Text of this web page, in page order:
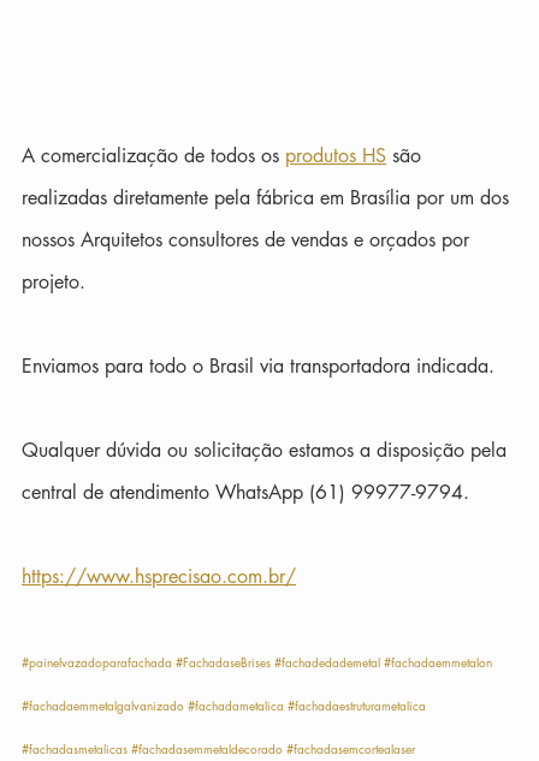
A comercialização de todos os produtos HS são
realizadas diretamente pela fábrica em Brasília por um dos
nossos Arquitetos consultores de vendas e orçados por
projeto.
Enviamos para todo o Brasil via transportadora indicada.
Qualquer dúvida ou solicitação estamos a disposição pela
central de atendimento WhatsApp (61) 99977-9794.
https://www.hsprecisao.com.br/
#painelvazadoparafachada #FachadaseBrises #fachadedademetal #fachadaemmetalon
#fachadaemmetalgalvanizado #fachadametalica #fachadaestruturametalica
#fachadasmetalicas #fachadasemmetaldecorado #fachadasemcortealaser